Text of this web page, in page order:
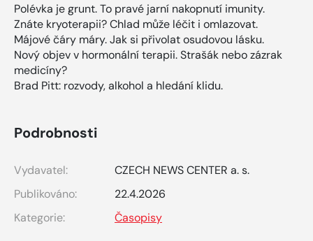
Polévka je grunt. To pravé jarní nakopnutí imunity.
Znáte kryoterapii? Chlad může léčit i omlazovat.
Májové čáry máry. Jak si přivolat osudovou lásku.
Nový objev v hormonální terapii. Strašák nebo zázrak
medicíny?
Brad Pitt: rozvody, alkohol a hledání klidu.
Podrobnosti
Vydavatel:
CZECH NEWS CENTER a. s.
Publikováno:
22.4.2026
Kategorie:
Časopisy